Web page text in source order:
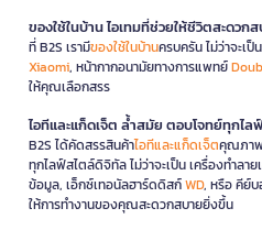
ของใช้ในบ้าน ไอเทมที่ช่วยให้ชีวิตสะดวก
ที่ B2S เรามีของใช้ในบ้านครบครัน ไม่ว่าจะเป็
Xiaomi, หน้ากากอนามัยทางการแพทย์
ให้คุณเลือกสรร
ไอทีและแก็ดเจ็ต ล้ำสมัย ตอบโจทย์ทุกไล
B2S ได้คัดสรรสินค้าไอทีและแก็ดเจ็ตคุณภาพ
ทุกไลฟ์สไตล์ดิจิทัล ไม่ว่าจะเป็น เครื่องทำลาย
ข้อมูล, เอ็กซ์เทอนัลฮาร์ดดิสก์WD, หรือ คีย์บ
ให้การทำงานของคุณสะดวกสบายยิ่งขึ้น